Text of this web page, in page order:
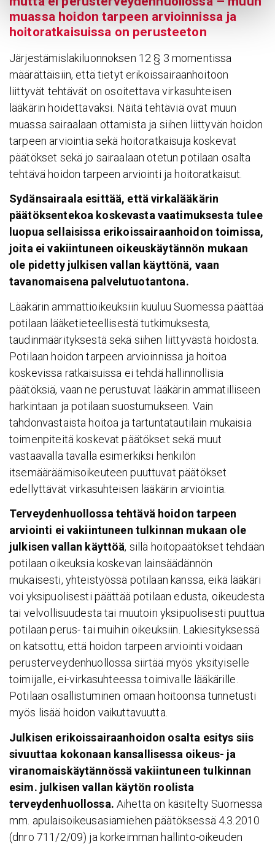
muassa hoidon tarpeen arvioin­nissa ja
hoito­rat­kai­suissa on perus­teeton
Järjestämislakiluonnoksen 12 § 3 momentissa
määrättäisiin, että tietyt erikoissairaanhoitoon
liittyvät tehtävät on osoitettava virkasuhteisen
lääkärin hoidettavaksi. Näitä tehtäviä ovat muun
muassa sairaalaan ottamista ja siihen liittyvän hoidon
tarpeen arviointia sekä hoitoratkaisuja koskevat
päätökset sekä jo sairaalaan otetun potilaan osalta
tehtävä hoidon tarpeen arviointi ja hoitoratkaisut.
Sydänsairaala esittää, että virkalääkärin
päätöksentekoa koskevasta vaatimuksesta tulee
luopuasellaisissa erikoissairaanhoidon toimissa,
joita ei vakiintuneen oikeuskäytännön mukaan
ole pidetty julkisen vallan käyttönä, vaan
tavanomaisena palvelutuotantona.
Lääkärin ammattioikeuksiin kuuluu Suomessa päättää
potilaan lääketieteellisestä tutkimuksesta,
taudinmäärityksestä sekä siihen liittyvästä hoidosta.
Potilaan hoidon tarpeen arvioinnissa ja hoitoa
koskevissa ratkaisuissa ei tehdä hallinnollisia
päätöksiä, vaan ne perustuvat lääkärin ammatilliseen
harkintaan ja potilaan suostumukseen. Vain
tahdonvastaista hoitoa ja tartuntatautilain mukaisia
toimenpiteitä koskevat päätökset sekä muut
vastaavalla tavalla esimerkiksi henkilön
itsemääräämisoikeuteen puuttuvat päätökset
edellyttävät virkasuhteisen lääkärin arviointia.
Terveydenhuollossa tehtävä hoidon tarpeen
arviointi ei vakiintuneen tulkinnan mukaan ole
julkisenvallan käyttöä, sillä hoitopäätökset tehdään
potilaan oikeuksia koskevan lainsäädännön
mukaisesti, yhteistyössä potilaan kanssa, eikä lääkäri
voi yksipuolisesti päättää potilaan edusta, oikeudesta
tai velvollisuudesta tai muutoin yksipuolisesti puuttua
potilaan perus- tai muihin oikeuksiin. Lakiesityksessä
on katsottu, että hoidon tarpeen arviointi voidaan
perusterveydenhuollossa siirtää myös yksityiselle
toimijalle, ei-virkasuhteessa toimivalle lääkärille.
Potilaan osallistuminen omaan hoitoonsa tunnetusti
myös lisää hoidon vaikuttavuutta.
Julkisen erikoissairaanhoidon osalta esitys siis
sivuuttaa kokonaan kansallisessa oikeus- ja
viranomaiskäytännössä vakiintuneen tulkinnan
esim. julkisen vallan käytön roolista
terveydenhuollossa. Aihetta on käsitelty Suomessa
mm. apulaisoikeusasiamiehen päätöksessä 4.3.2010
(dnro 711/2/09) ja korkeimman hallinto-oikeuden